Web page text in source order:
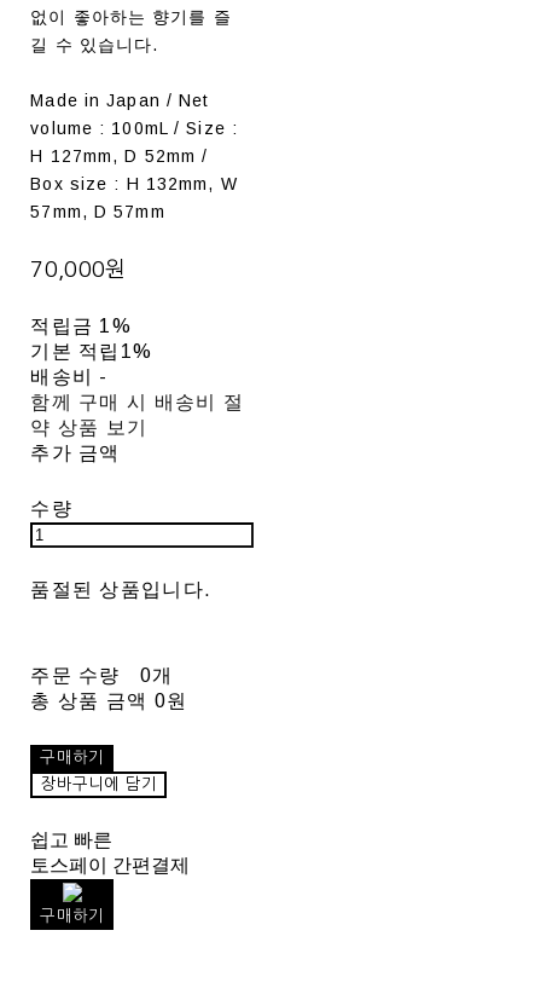
없이 좋아하는 향기를 즐
길 수 있습니다.
Made in Japan / Net
volume : 100mL / Size :
H 127mm, D 52mm /
Box size : H 132mm, W
57mm, D 57mm
70,000원
적립금 1%
기본 적립 1%
배송비 -
함께 구매 시 배송비 절
약 상품 보기
추가 금액
수량
품절된 상품입니다.
주문 수량
0개
총 상품 금액 0원
구매하기
장바구니에 담기
쉽고 빠른
토스페이 간편결제
구매하기